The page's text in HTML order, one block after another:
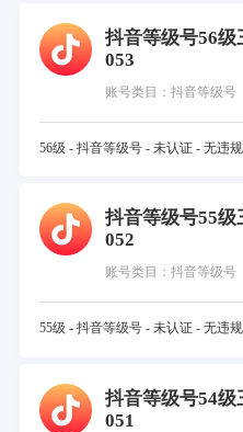
抖音等级号56级
053
账号类目：抖音等级号
56级 - 抖音等级号 - 未认证 - 无违规
抖音等级号55级
052
账号类目：抖音等级号
55级 - 抖音等级号 - 未认证 - 无违规
抖音等级号54级
051